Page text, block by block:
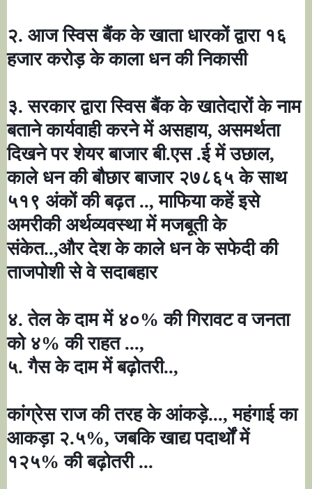
२. आज स्विस बैंक के खाता धारकों द्वारा १६
हजार करोड़ के काला धन की निकासी
३. सरकार द्वारा स्विस बैंक के खातेदारों के नाम
बताने कार्यवाही करने में असहाय, असमर्थता
दिखने पर शेयर बाजार बी.एस .ई में उछाल,
काले धन की बौछार बाजार २७८६५ के साथ
५१९ अंकों की बढ़त ..,माफिया कहें इसे
अमरीकी अर्थव्यवस्था में मजबूती के
संकेत..,और देश के काले धन के सफेदी की
ताजपोशी से वे सदाबहार
४. तेल के दाम में ४०% की गिरावट व जनता
को ४% की राहत ...,
५. गैस के दाम में बढ़ोतरी..,
कांग्रेस राज की तरह के आंकड़े...,महंगाई का
आकड़ा २.५%,जबकि खाद्य पदार्थों में
१२५% की बढ़ोतरी ...